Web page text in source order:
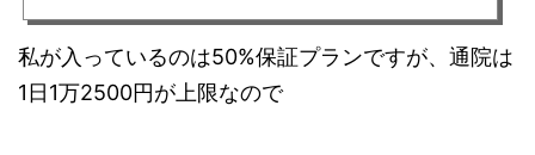
私が入っているのは50%保証プランですが、通院は
1日1万2500円が上限なので